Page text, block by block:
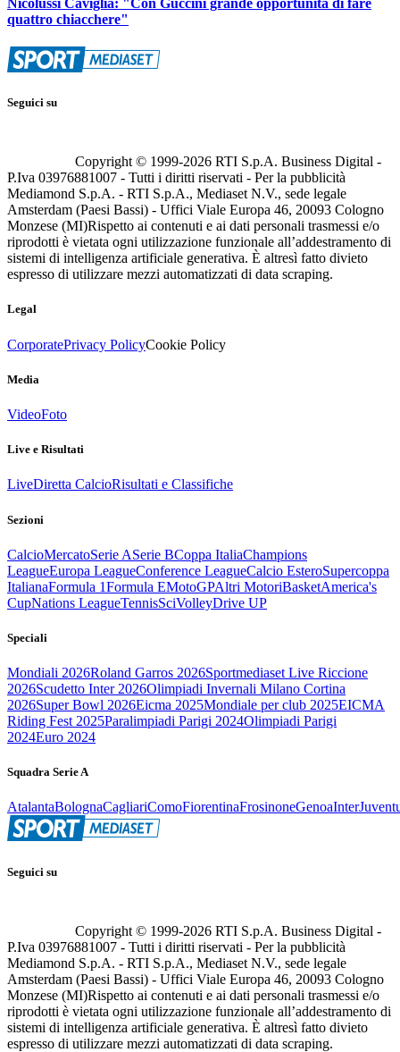
quattro chiacchere"
Seguici su
Copyright © 1999-2026 RTI S.p.A. Business Digital -
P.Iva 03976881007 - Tutti i diritti riservati - Per la pubblicità
Mediamond S.p.A. - RTI S.p.A., Mediaset N.V., sede legale
Amsterdam (Paesi Bassi) - Uffici Viale Europa 46, 20093 Cologno
Monzese (MI)Rispetto ai contenuti e ai dati personali trasmessi e/o
riprodotti è vietata ogni utilizzazione funzionale all’addestramento di
sistemi di intelligenza artificiale generativa. È altresì fatto divieto
espresso di utilizzare mezzi automatizzati di data scraping.
Legal
CorporatePrivacy PolicyCookie Policy
Media
VideoFoto
Live e Risultati
LiveDiretta CalcioRisultati e Classifiche
Sezioni
CalcioMercatoSerie ASerie BCoppa ItaliaChampions
LeagueEuropa LeagueConference LeagueCalcio EsteroSupercoppa
ItalianaFormula 1Formula EMotoGPAltri MotoriBasketAmerica's
CupNations LeagueTennisSciVolleyDrive UP
Speciali
Mondiali 2026Roland Garros 2026Sportmediaset Live Riccione
2026Scudetto Inter 2026Olimpiadi Invernali Milano Cortina
2026Super Bowl 2026Eicma 2025Mondiale per club 2025EICMA
Riding Fest 2025Paralimpiadi Parigi 2024Olimpiadi Parigi
2024Euro 2024
Squadra Serie A
AtalantaBolognaCagliariComoFiorentinaFrosinoneGenoaInter
Seguici su
Copyright © 1999-2026 RTI S.p.A. Business Digital -
P.Iva 03976881007 - Tutti i diritti riservati - Per la pubblicità
Mediamond S.p.A. - RTI S.p.A., Mediaset N.V., sede legale
Amsterdam (Paesi Bassi) - Uffici Viale Europa 46, 20093 Cologno
Monzese (MI)Rispetto ai contenuti e ai dati personali trasmessi e/o
riprodotti è vietata ogni utilizzazione funzionale all’addestramento di
sistemi di intelligenza artificiale generativa. È altresì fatto divieto
espresso di utilizzare mezzi automatizzati di data scraping.